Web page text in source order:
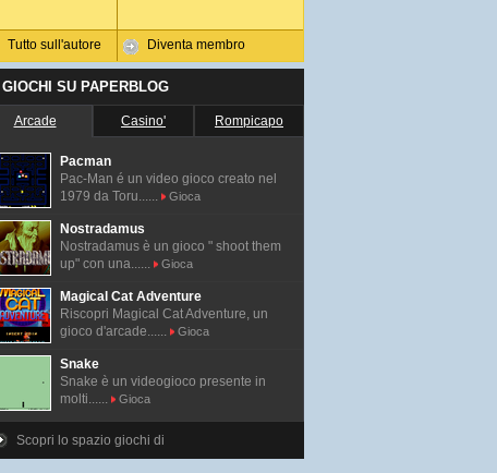
Tutto sull'autore Diventa membro
I GIOCHI SU PAPERBLOG
Arcade Casino' Rompicapo
Pacman
Pac-Man é un video gioco creato nel
1979 da Toru......
Gioca
Nostradamus
Nostradamus è un gioco " shoot them
up" con una......
Gioca
Magical Cat Adventure
Riscopri Magical Cat Adventure, un
gioco d'arcade......
Gioca
Snake
Snake è un videogioco presente in
molti......
Gioca
Scopri lo spazio giochi di